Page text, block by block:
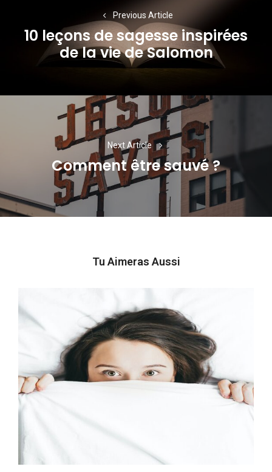
l’article
Previous Article
Previous
post:
10 leçons de sagesse inspirées
de la vie de Salomon
Next Article
Next
post:
Comment être sauvé ?
Tu Aimeras Aussi